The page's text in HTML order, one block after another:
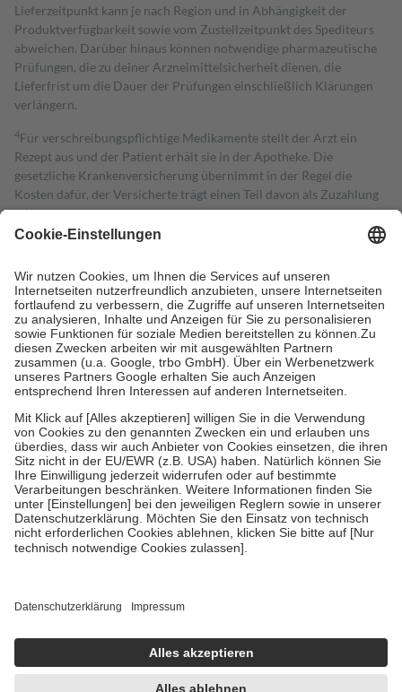
Lieferzeitpunkt kann je nach Region und in Abhängigkeit der
Produktverfügbarkeit sowie vom Zustellzeitpunkt des Spediteurs
abweichen. Darüber hinaus können notwendige pharmazeutische
Prüfungen, die zu deiner Arzneimittelsicherheit dienen, die
Lieferfrist um die Dauer der Prüfungen einschließlich Klärungen
verlängern.
4Für verschreibungspflichtige Medikamente stellt der Arzt ein
Rezept aus und der Patient erhält sie in der Apotheke. Die
gesetzliche Krankenversicherung übernimmt in der Regel die
Kosten dafür, der Versicherte trägt einen Teil davon als Zuzahlung
mit.
Grundsätzlich leisten Mitglieder Zuzahlungen in Höhe von zehn
höchstens zehn Euro.
Es sind jedoch nie mehr als die tatsächlichen
Kosten der Leistung zu entrichten.
Diese Regeln gelten grundsätzlich auch für Online-Apotheken.
Bei Heilmitteln und häuslicher Krankenpflege beträgt die
Zuzahlung zehn Prozent der Kosten sowie zehn Euro je
Verordnung.
Um das Engagement der Versicherten für ihre eigene Gesundheit zu
stärken und die besondere Stellung der Familie zu unterstützen,
fallenkeine Zuzahlungenan bei:
• Kindern und Jugendlichen bis zum vollendeten 18. Lebensjahr
mit Ausnahme der Fahrkosten
• Untersuchungen zur Vorsorge und Früherkennung, die von der
GKV getragen werden
• empfohlenen Schutzimpfungen
• Harn- und Blutteststreifen
getroffen, um sicherzustellen, dass es sich um echte Bewertungen
https://help.etrusted.com/hc/de/articles/4419944605341
Einige Bilder und Inhalte wurden unter Zuhilfenahme künstlicher